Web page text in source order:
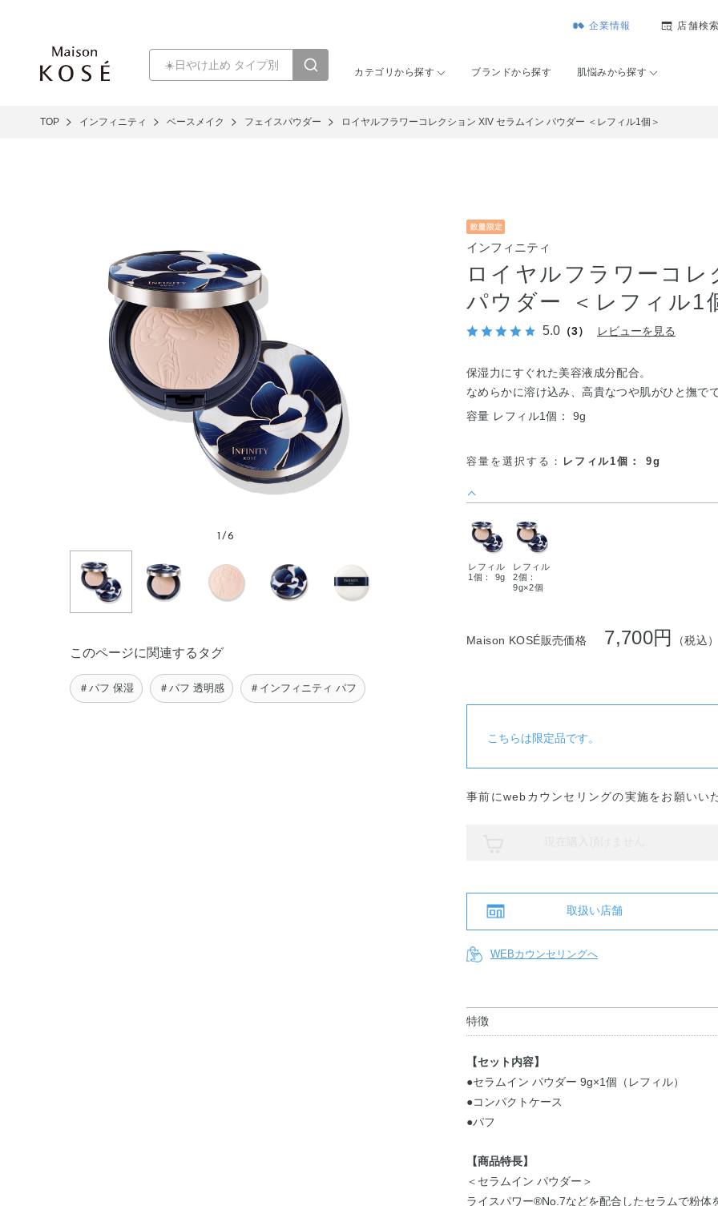
企業情報 店舗検索
カテゴリから探す ブランドから探す 肌悩みから探す
TOP インフィニティ ベースメイク フェイスパウダー ロイヤルフラワーコレクション XIV セラムイン パウダー ＜レフィル1個＞
1/6
このページに関連するタグ
＃パフ 保湿 ＃パフ 透明感 ＃インフィニティ パフ
インフィニティ
ロイヤルフラワーコ
パウダー ＜レフィル1
5.0 （3） レビューを見る
保湿力にすぐれた美容液成分配合。
なめらかに溶け込み、高貴なつや肌がひと撫で
容量 レフィル1個： 9g
容量を選択する： レフィル1個： 9g
レフィル
1個： 9g
レフィル
2個：
9g×2個
Maison KOSÉ販売価格 7,700円 （税込）
こちらは限定品です。
事前にwebカウンセリングの実施をお願いい
取扱い店舗
WEBカウンセリングへ
特徴
【セット内容】
●セラムイン パウダー 9g×1個（レフィル）
●コンパクトケース
●パフ
【商品特長】
＜セラムイン パウダー＞
ライスパワー®No.7などを配合したセラムで粉体